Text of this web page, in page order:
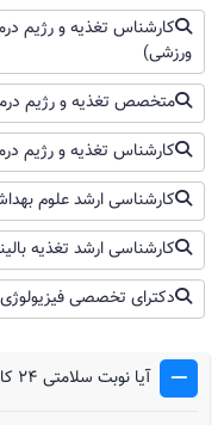
ترجیحا به طور
بفرمایید. ولی به طور
داروخانه و رژیمی
تونید این وزن رو
شیربرنج، فرنی،
کره بادام زمینی و
لاغری زیاد و استرس
خون وزن زیادی از دست
کارشناس تغذیه و رژیم
ورزشی)
متخصص تغذیه و رژیم
کارشناس تغذیه و رژیم
کارشناسی ارشد علوم
کارشناسی ارشد تغذیه
دکترای تخصصی
آیا نوبت سلامتی 24 کارمزد دارد؟